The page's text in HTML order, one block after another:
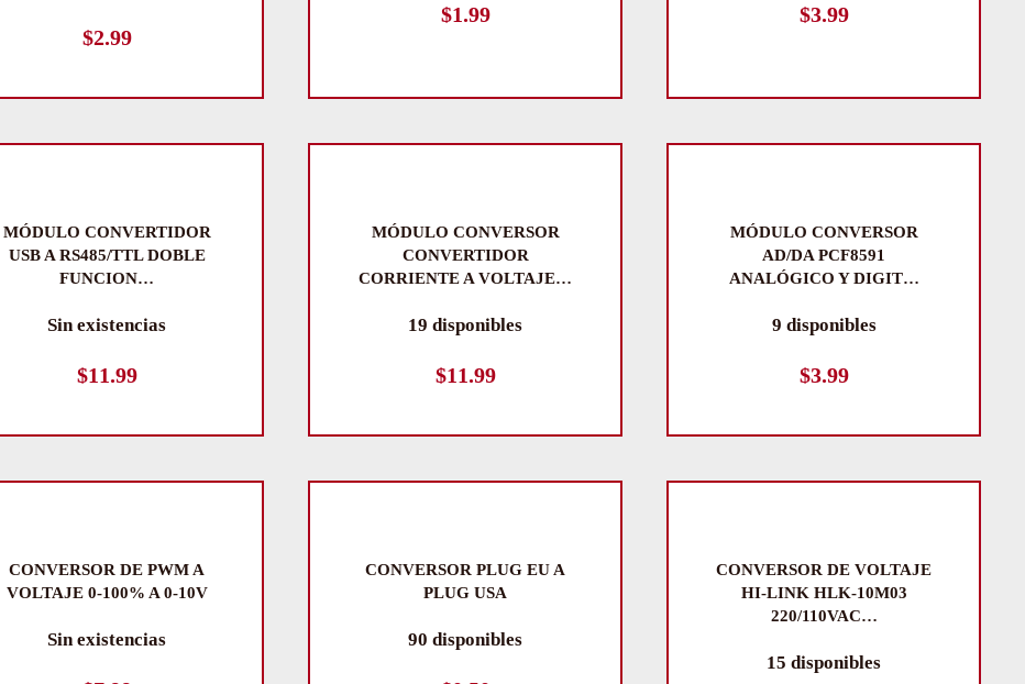
$2.99
$1.99 $3.99
MÓDULO CONVERTIDOR
USB A RS485/TTL DOBLE
FUNCION…
Sin existencias
$11.99
MÓDULO CONVERSOR
CONVERTIDOR
CORRIENTE A VOLTAJE…
19 disponibles
$11.99
MÓDULO CONVERSOR
AD/DA PCF8591
ANALÓGICO Y DIGIT…
9 disponibles
$3.99
CONVERSOR DE PWM A
VOLTAJE 0-100% A 0-10V
Sin existencias
CONVERSOR PLUG EU A
PLUG USA
90 disponibles
CONVERSOR DE VOLTAJE
HI-LINK HLK-10M03
220/110VAC…
15 disponibles